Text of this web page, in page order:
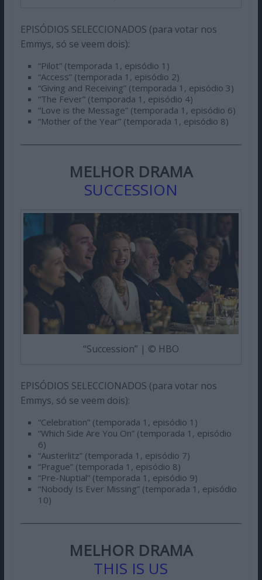
EPISÓDIOS SELECCIONADOS (para votar nos
Emmys, só se veem dois):
“Pilot” (temporada 1, episódio 1)
“Access” (temporada 1, episódio 2)
“Giving and Receiving” (temporada 1, episódio 3)
“The Fever” (temporada 1, episódio 4)
“Love is the Message” (temporada 1, episódio 6)
“Mother of the Year” (temporada 1, episódio 8)
MELHOR DRAMA
SUCCESSION
“Succession” | © HBO
EPISÓDIOS SELECCIONADOS (para votar nos
Emmys, só se veem dois):
“Celebration” (temporada 1, episódio 1)
“Which Side Are You On” (temporada 1, episódio
6)
“Austerlitz” (temporada 1, episódio 7)
“Prague” (temporada 1, episódio 8)
“Pre-Nuptial” (temporada 1, episódio 9)
“Nobody Is Ever Missing” (temporada 1, episódio
10)
MELHOR DRAMA
THIS IS US